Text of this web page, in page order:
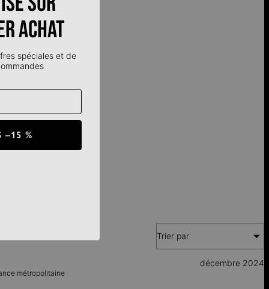
Trier par
métropolitaine
décembre 2024
achat
spéciales et de
–15 %